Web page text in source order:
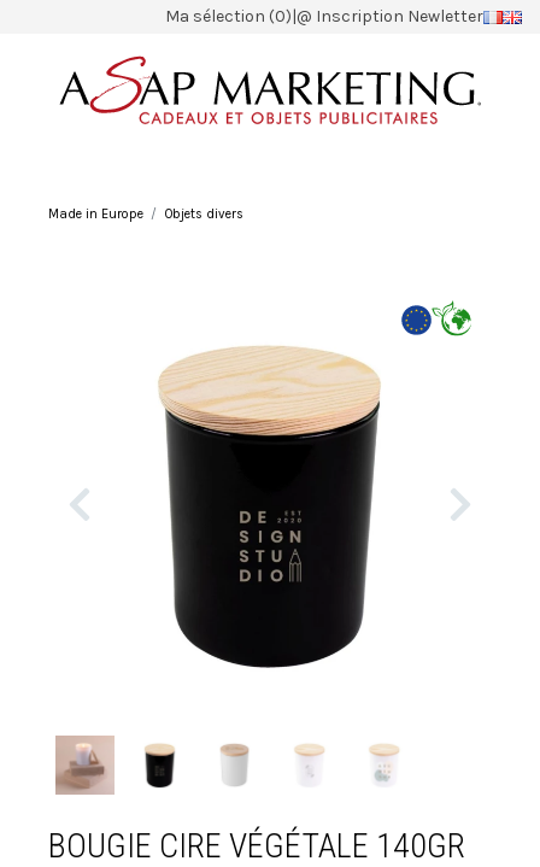
Ma sélection (0)|@ Inscription Newletter
Made in Europe Objets divers
BOUGIE CIRE VÉGÉTALE 140GR